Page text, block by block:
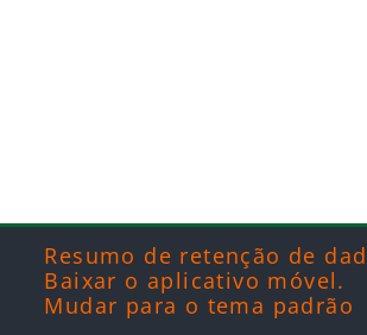
Resumo de retenção de
Baixar o aplicativo móvel.
Mudar para o tema padrão